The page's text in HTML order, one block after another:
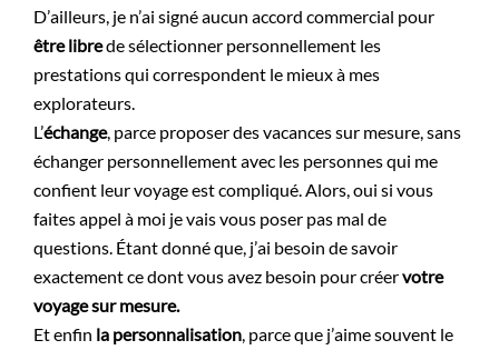
D’ailleurs, je n’ai signé aucun accord commercial pour
être librede sélectionner personnellement les
prestations qui correspondent le mieux à mes
explorateurs.
L’échange, parce proposer des vacances sur mesure, sans
échanger personnellement avec les personnes qui me
confient leur voyage est compliqué. Alors, oui si vous
faites appel à moi je vais vous poser pas mal de
questions. Étant donné que, j’ai besoin de savoir
exactement ce dont vous avez besoin pour créervotre
voyage sur mesure.
Et enfin la personnalisation, parce que j’aime souvent le